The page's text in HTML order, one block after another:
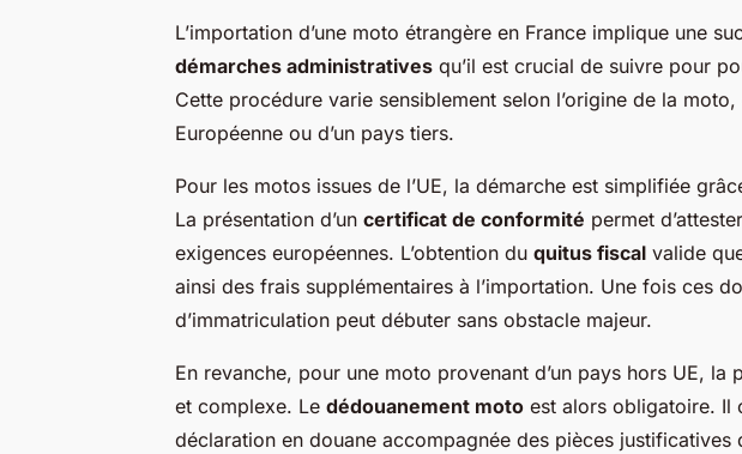
L’importation d’une moto étrangère en France implique une
démarches administratives qu’il est crucial de suivre pour
Cette procédure varie sensiblement selon l’origine de la moto,
Européenne ou d’un pays tiers.
Pour les motos issues de l’UE, la démarche est simplifiée
La présentation d’un certificat de conformité permet
exigences européennes. L’obtention du quitus fiscal valide
ainsi des frais supplémentaires à l’importation. Une fois ces
d’immatriculation peut débuter sans obstacle majeur.
En revanche, pour une moto provenant d’un pays hors UE, la
et complexe. Le dédouanement moto est alors obligatoire. Il
déclaration en douane accompagnée des pièces justificatives